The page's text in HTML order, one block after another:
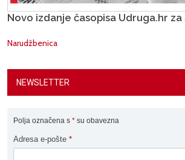
Novo izdanje časopisa Udruga.hr za
Narudžbenica
NEWSLETTER
Polja označena s * su obavezna
Adresa e-pošte *